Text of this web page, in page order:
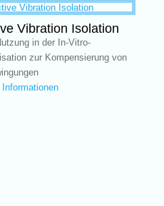
Vibration Isolation
in der In-Vitro-
zur Kompensierung von
Informationen